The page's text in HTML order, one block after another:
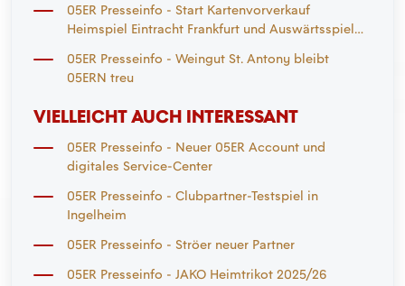
05ER Presseinfo - Start Kartenvorverkauf
Heimspiel Eintracht Frankfurt und Auswärtsspiel
05ER Presseinfo - Weingut St. Antony bleibt
05ERN treu
VIELLEICHT AUCH INTERESSANT
05ER Presseinfo - Neuer 05ER Account und
digitales Service-Center
05ER Presseinfo - Clubpartner-Testspiel in
Ingelheim
05ER Presseinfo - Ströer neuer Partner
05ER Presseinfo - JAKO Heimtrikot 2025/26